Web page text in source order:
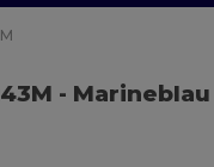
- Marineblau